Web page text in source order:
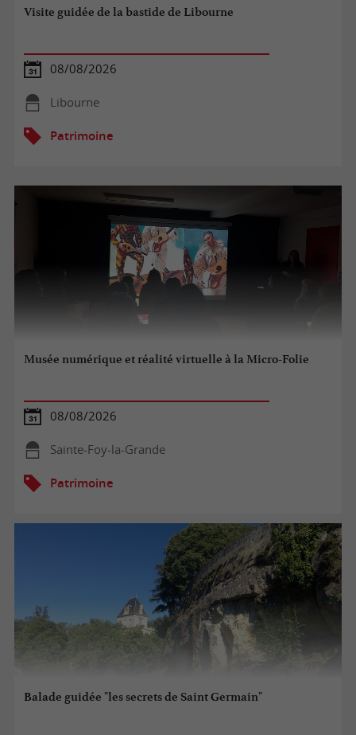
Visite guidée de la bastide de Libourne
08/08/2026
Libourne
Patrimoine
Musée numérique et réalité virtuelle à la Micro-Folie
08/08/2026
Sainte-Foy-la-Grande
Patrimoine
Balade guidée "les secrets de Saint Germain"